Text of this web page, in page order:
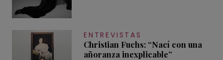
ENTREVISTAS
Christian Fuchs: “Nací con una
añoranza inexplicable”